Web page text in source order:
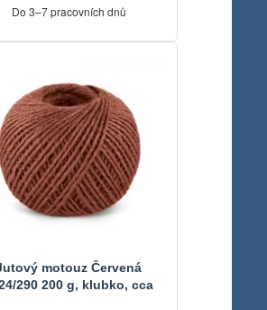
Do 3–7 pracovních dnů
motouz Červená
290 200 g, klubko, cca